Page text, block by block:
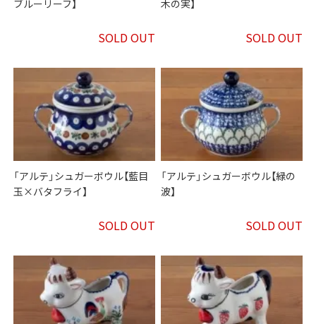
ブルーリーフ】
SOLD OUT
木の実】
SOLD OUT
「アルテ」シュガーボウル【藍目
玉×バタフライ】
SOLD OUT
「アルテ」シュガーボウル【緑の
波】
SOLD OUT